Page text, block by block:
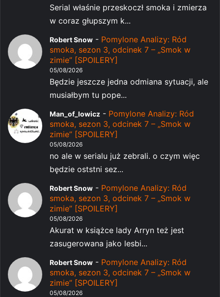
Serial właśnie przeskoczł smoka i zmierza
w coraz głupszym k...
Robert Snow - Pomylone Analizy: Ród
smoka, sezon 3, odcinek 7 – „Smok w
zimie” [SPOILERY]
05/08/2026
Będzie jeszcze jedna odmiana sytuacji, ale
musiałbym tu pope...
Man_of_lowicz - Pomylone Analizy: Ród
smoka, sezon 3, odcinek 7 – „Smok w
zimie” [SPOILERY]
05/08/2026
no ale w serialu już zebrali. o czym więc
będzie oststni sez...
Robert Snow - Pomylone Analizy: Ród
smoka, sezon 3, odcinek 7 – „Smok w
zimie” [SPOILERY]
05/08/2026
Akurat w książce lady Arryn też jest
zasugerowana jako lesbi...
Robert Snow - Pomylone Analizy: Ród
smoka, sezon 3, odcinek 7 – „Smok w
zimie” [SPOILERY]
05/08/2026